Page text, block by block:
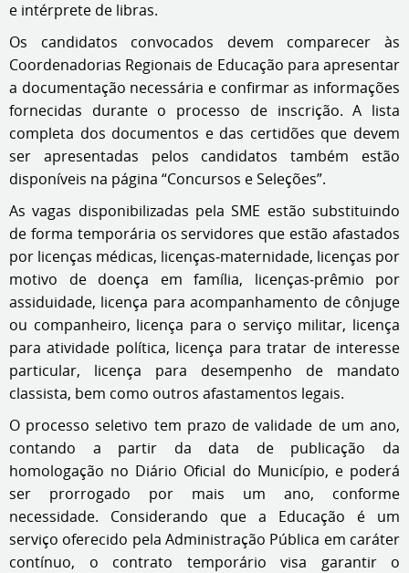
e intérprete de libras.
Os candidatos convocados devem comparecer às
Coordenadorias Regionais de Educação para apresentar
a documentação necessária e confirmar as informações
fornecidas durante o processo de inscrição. A lista
completa dos documentos e das certidões que devem
ser apresentadas pelos candidatos também estão
disponíveis na página “Concursos e Seleções”.
As vagas disponibilizadas pela SME estão substituindo
de forma temporária os servidores que estão afastados
por licenças médicas, licenças‐maternidade, licenças por
motivo de doença em família, licenças‐prêmio por
assiduidade, licença para acompanhamento de cônjuge
ou companheiro, licença para o serviço militar, licença
para atividade política, licença para tratar de interesse
particular, licença para desempenho de mandato
classista, bem como outros afastamentos legais.
O processo seletivo tem prazo de validade de um ano,
contando a partir da data de publicação da
homologação no Diário Oficial do Município, e poderá
ser prorrogado por mais um ano, conforme
necessidade. Considerando que a Educação é um
serviço oferecido pela Administração Pública em caráter
contínuo, o contrato temporário visa garantir o